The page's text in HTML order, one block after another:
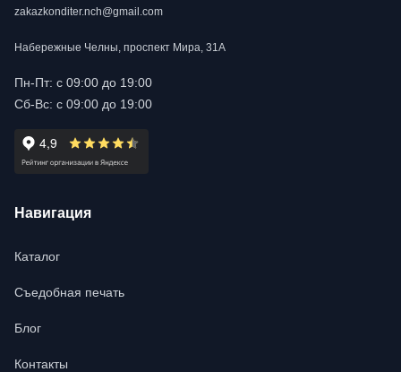
zakazkonditer.nch@gmail.com
Набережные Челны, проспект Мира, 31А
Пн-Пт: с 09:00 до 19:00
Сб-Вс: с 09:00 до 19:00
Навигация
Каталог
Съедобная печать
Блог
Контакты